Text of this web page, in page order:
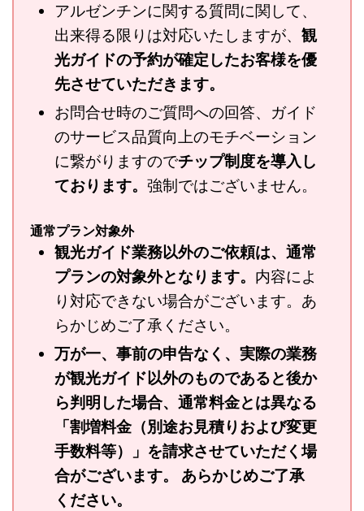
アルゼンチンに関する質問に関して、
出来得る限りは対応いたしますが、 観
光ガイドの予約が確定したお客様を優
先させていただきます。
お問合せ時のご質問への回答、ガイド
のサービス品質向上のモチベーション
に繋がりますのでチップ制度を導入し
ております。 強制ではございません。
通常プラン対象外
観光ガイド業務以外のご依頼は、通常
プランの対象外となります。 内容によ
り対応できない場合がございます。あ
らかじめご了承ください。
万が一、事前の申告なく、実際の業務
が観光ガイド以外のものであると後か
ら判明した場合、通常料金とは異なる
「割増料金（別途お見積りおよび変更
手数料等）」を請求させていただく場
合がございます。 あらかじめご了承
ください。